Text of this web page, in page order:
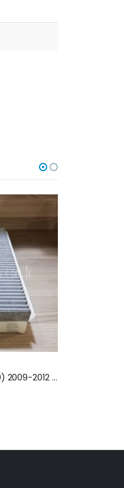
Mercedes B Seri (W246) 2013-2018 Arası Karbonlu Kabin Filtresi